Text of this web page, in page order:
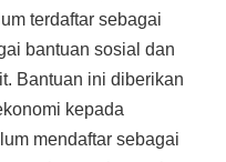
terdaftar sebagai
bantuan sosial dan
Bantuan ini diberikan
kepada
mendaftar sebagai